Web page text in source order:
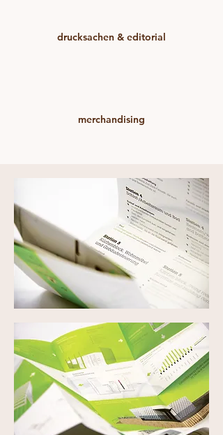
drucksachen & editorial
merchandising